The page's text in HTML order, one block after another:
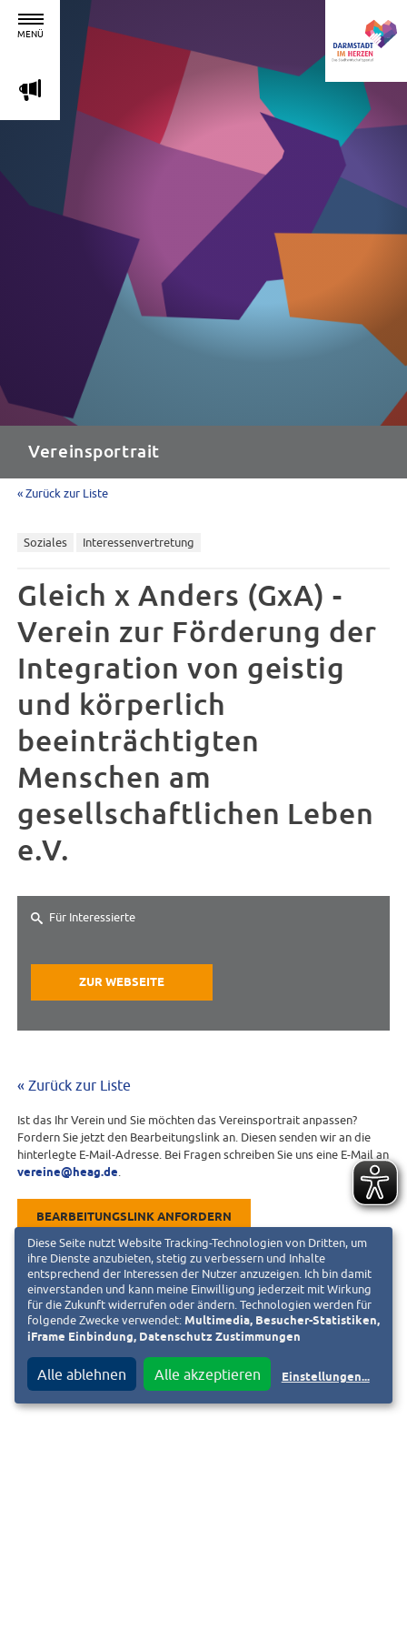
MENÜ
m
Vereinsportrait
« Zurück zur Liste
Soziales Interessenvertretung
Gleich x Anders (GxA) -
Verein zur Förderung der
Integration von geistig
und körperlich
beeinträchtigten
Menschen am
gesellschaftlichen Leben
e.V.
Für Interessierte
ZUR WEBSEITE
« Zurück zur Liste
Ist das Ihr Verein und Sie möchten das Vereinsportrait anpassen?
Fordern Sie jetzt den Bearbeitungslink an. Diesen senden wir an die
hinterlegte E-Mail-Adresse. Bei Fragen schreiben Sie uns eine E-Mail an
vereine@heag.de
BEARBEITUNGSLINK ANFORDERN
Diese Seite nutzt Website Tracking-Technologien von Dritten, um
ihre Dienste anzubieten, stetig zu verbessern und Inhalte
entsprechend der Interessen der Nutzer anzuzeigen. Ich bin damit
einverstanden und kann meine Einwilligung jederzeit mit Wirkung
für die Zukunft widerrufen oder ändern. Technologien werden für
folgende Zwecke verwendet: Multimedia, Besucher-Statistiken,
iFrame Einbindung, Datenschutz Zustimmungen
Alle ablehnen Alle akzeptieren Einstellungen...